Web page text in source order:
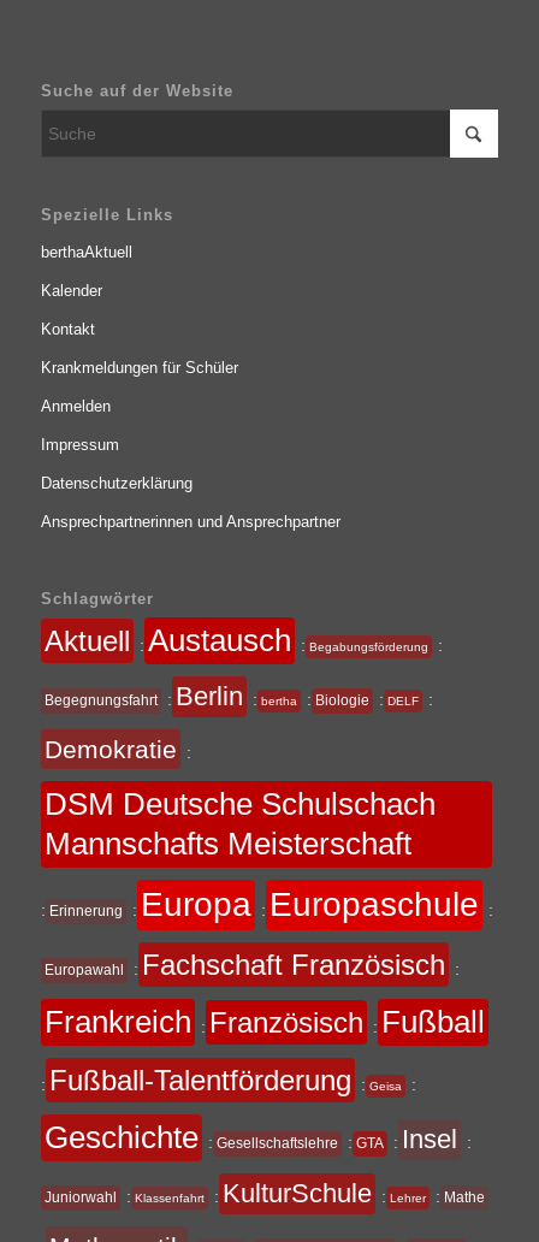
Suche auf der Website
Spezielle Links
berthaAktuell
Kalender
Kontakt
Krankmeldungen für Schüler
Anmelden
Impressum
Datenschutzerklärung
Ansprechpartnerinnen und Ansprechpartner
Schlagwörter
Aktuell : Austausch : Begabungsförderung :
Begegnungsfahrt : Berlin : bertha : Biologie : DELF :
Demokratie :
DSM Deutsche Schulschach
Mannschafts Meisterschaft
: Erinnerung : Europa : Europaschule :
Europawahl : Fachschaft Französisch :
Frankreich : Französisch : Fußball
: Fußball-Talentförderung : Geisa :
Geschichte : Gesellschaftslehre : GTA : Insel :
Juniorwahl : Klassenfahrt : KulturSchule : Lehrer : Mathe